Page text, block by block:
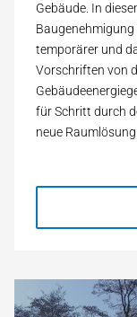
Gebäude. In
temporärer und
Vorschriften von
für Schritt durch
neue